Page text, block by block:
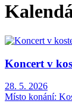
Koncert v
28. 5. 2026
Místo konání: